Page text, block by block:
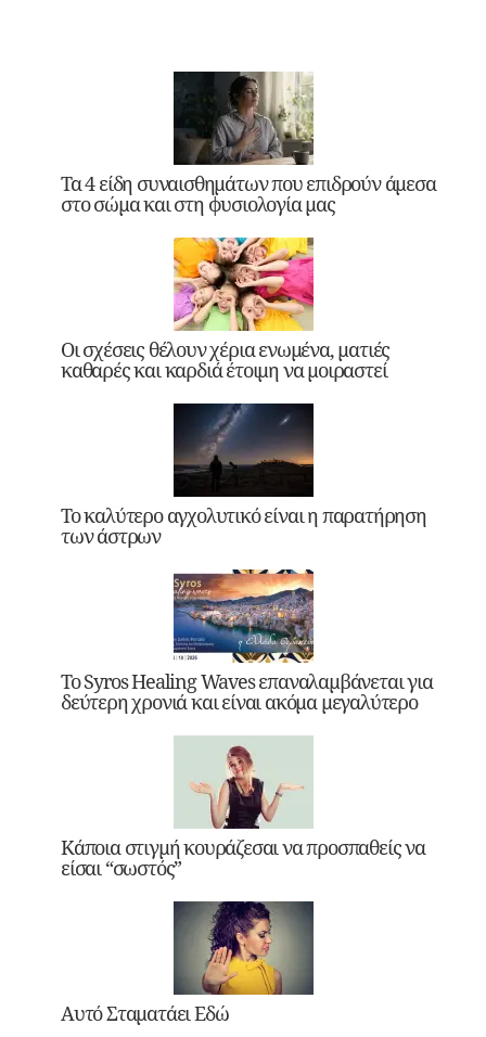
Τα 4 είδη συναισθημάτων που επιδρούν άμεσα
στο σώμα και στη φυσιολογία μας
Οι σχέσεις θέλουν χέρια ενωμένα, ματιές
καθαρές και καρδιά έτοιμη να μοιραστεί
Το καλύτερο αγχολυτικό είναι η παρατήρηση
των άστρων
Το Syros Healing Waves επαναλαμβάνεται για
δεύτερη χρονιά και είναι ακόμα μεγαλύτερο
Κάποια στιγμή κουράζεσαι να προσπαθείς να
είσαι “σωστός”
Αυτό Σταματάει Εδώ